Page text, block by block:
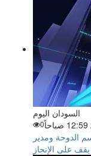
السودان اليوم
0
الدوحة ومدير
على الإنجاز